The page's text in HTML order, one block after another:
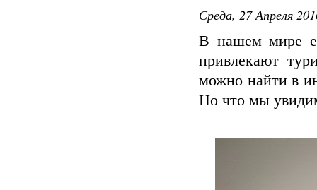
Среда, 27 Апреля
В нашем мире
привлекают
можно найти в
Но что мы